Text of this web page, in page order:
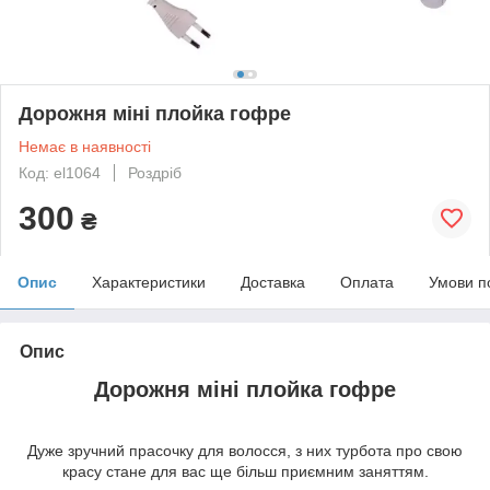
Дорожня міні плойка гофре
Немає в наявності
Код: el1064
Роздріб
300 ₴
Опис Характеристики Доставка Оплата Умови
Опис
Дорожня міні плойка гофре
Дуже зручний прасочку для волосся, з них турбота про свою
красу стане для вас ще більш приємним заняттям.